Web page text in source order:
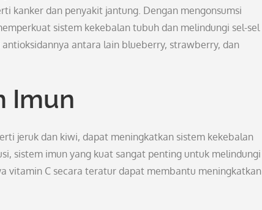
kanker dan penyakit jantung. Dengan mengonsumsi
sistem kekebalan tubuh dan melindungi sel-sel
antara lain blueberry, strawberry, dan
Imun
jeruk dan kiwi, dapat meningkatkan sistem kekebalan
sistem imun yang kuat sangat penting untuk melindungi
vitamin C secara teratur dapat membantu meningkatkan